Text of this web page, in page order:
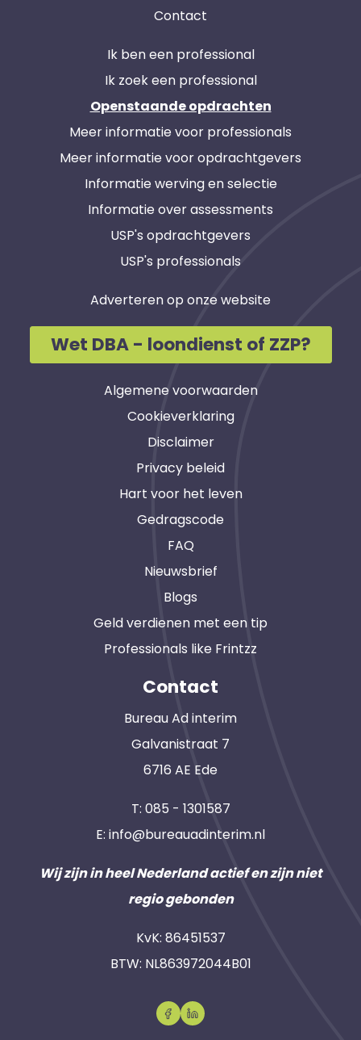
Contact
Ik ben een professional
Ik zoek een professional
Openstaande opdrachten
Meer informatie voor professionals
Meer informatie voor opdrachtgevers
Informatie werving en selectie
Informatie over assessments
USP's opdrachtgevers
USP's professionals
Adverteren op onze website
Wet DBA - loondienst of ZZP?
Algemene voorwaarden
Cookieverklaring
Disclaimer
Privacy beleid
Hart voor het leven
Gedragscode
FAQ
Nieuwsbrief
Blogs
Geld verdienen met een tip
Professionals like Frintzz
Contact
Bureau Ad interim
Galvanistraat 7
6716 AE Ede
T: 085 - 1301587
E: info@bureauadinterim.nl
Wij zijn in heel Nederland actief en zijn niet
regio gebonden
KvK: 86451537
BTW: NL863972044B01